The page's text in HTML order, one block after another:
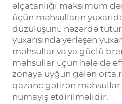
əlçatanlığı maksimum
üçün məhsulların
düzülüşünü nəzərdə
yuxarısında yerləşən
məhsullar və ya güclü
məhsullar üçün hələ də
zonaya uyğun gələn orta
qazanc gətirən məhsullar
nümayiş etdirilməlidir.